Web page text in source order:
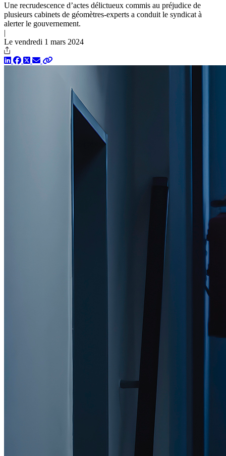
Une recrudescence d’actes délictueux commis au préjudice de
plusieurs cabinets de géomètres-experts a conduit le syndicat à
alerter le gouvernement.
|
Le vendredi 1 mars 2024